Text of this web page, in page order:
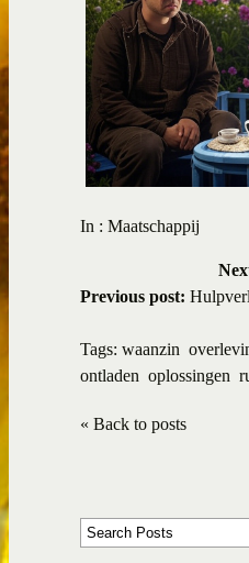
In : Maatschappij
Previous post:
Tags: waanzin
ontladen oplossingen
« Back to posts